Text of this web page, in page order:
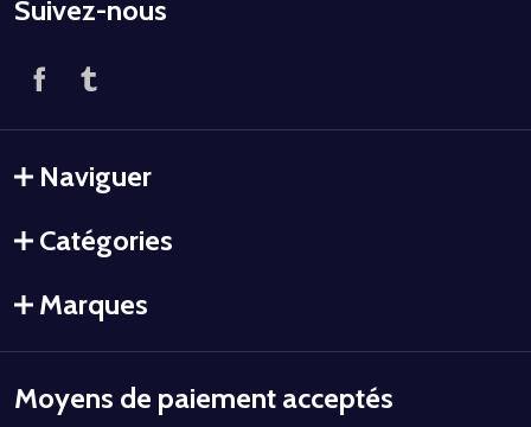
Suivez-nous
Naviguer
Catégories
Marques
Moyens de paiement acceptés